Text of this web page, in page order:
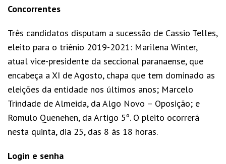
Concorrentes
Três candidatos disputam a sucessão de Cassio Telles,
eleito para o triênio 2019-2021: Marilena Winter,
atual vice-presidente da seccional paranaense, que
encabeça a XI de Agosto, chapa que tem dominado as
eleições da entidade nos últimos anos; Marcelo
Trindade de Almeida, da Algo Novo – Oposição; e
Romulo Quenehen, da Artigo 5º. O pleito ocorrerá
nesta quinta, dia 25, das 8 às 18 horas.
Login e senha